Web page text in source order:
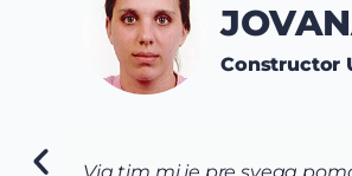
Constructor